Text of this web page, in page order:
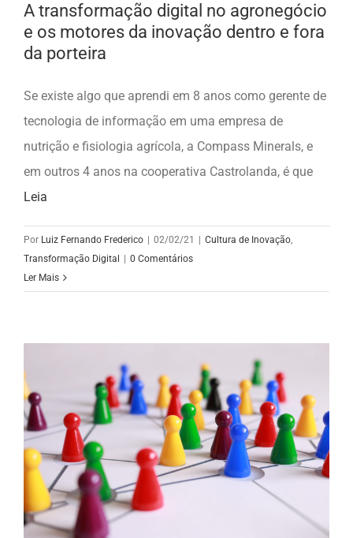
A transformação digital no agronegócio
e os motores da inovação dentro e fora
da porteira
Se existe algo que aprendi em 8 anos como gerente de
tecnologia de informação em uma empresa de
nutrição e fisiologia agrícola, a Compass Minerals, e
em outros 4 anos na cooperativa Castrolanda, é que
Leia
Por Luiz Fernando Frederico 02/02/21 Cultura de Inovação,
Transformação Digital
0 Comentários
Ler Mais